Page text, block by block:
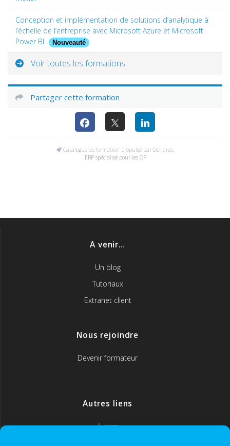
Conception et implémentation de solutions d’analytique à
l’échelle de l’entreprise avec Microsoft Azure et Microsoft
Power BI
Nouveauté
Voir toutes les formations
Partager cette formation
Catalogue de formation propulsé par Dendreo,
ERP spécialisé pour les OF
A venir…
Un blog
Tutoriaux
Extranet client
Nous rejoindre
Devenir formateur
Autres liens
Aurera